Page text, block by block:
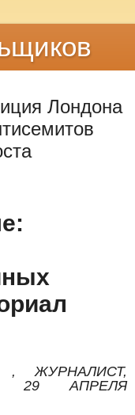
Лондона
,
ЖУРНАЛИСТ,
29 АПРЕЛЯ